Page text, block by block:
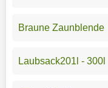
Braune Zaunblende
Laubsack201l - 300l